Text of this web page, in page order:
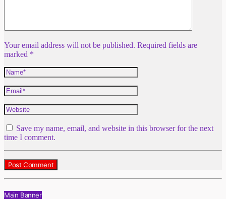
Your email address will not be published. Required fields are
marked *
Save my name, email, and website in this browser for the next
time I comment.
Main Banner